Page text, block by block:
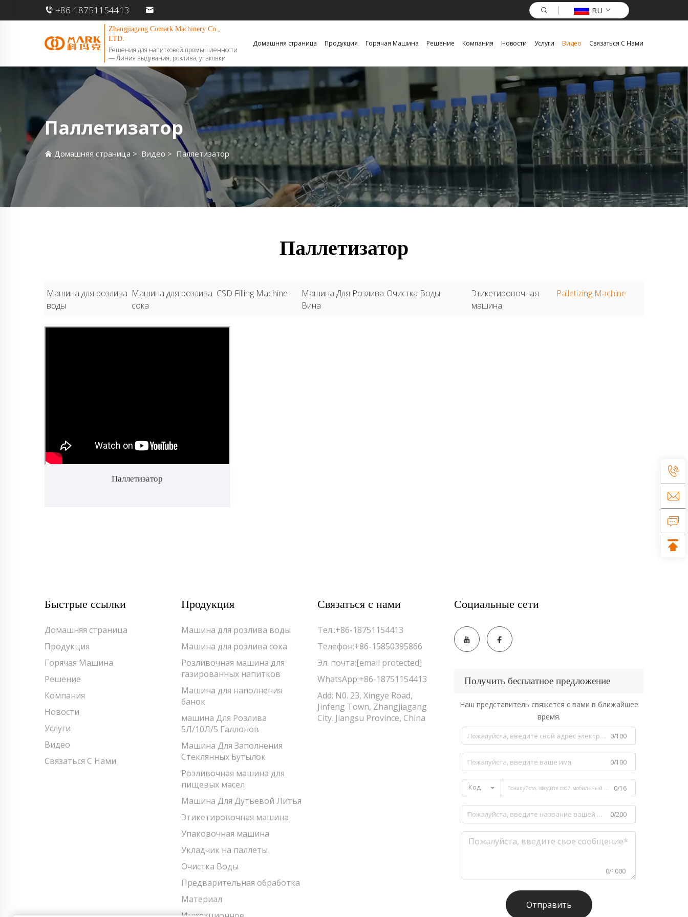
+86-18751154413 RU
Zhangjiagang Comark Machinery Co.,
LTD.
Решения для напитковой промышленности
— Линия выдувания, розлива, упаковки
Домашняя страница Продукция Горячая Машина Решение Компания Новости Услуги Видео Связаться С Нами
Паллетизатор
Домашняя страница > Видео > Паллетизатор
Паллетизатор
Машина для розлива
воды
Машина для розлива
сока
CSD Filling Machine
Машина Для Розлива
Вина
Очистка Воды
Этикетировочная
машина
Palletizing Machine
Паллетизатор
Быстрые ссылки
Домашняя страница
Продукция
Горячая Машина
Решение
Компания
Новости
Услуги
Видео
Связаться С Нами
Продукция
Машина для розлива воды
Машина для розлива сока
Розливочная машина для
газированных напитков
Машина для наполнения
банок
машина Для Розлива
5Л/10Л/5 Галлонов
Машина Для Заполнения
Стеклянных Бутылок
Розливочная машина для
пищевых масел
Машина Для Дутьевой Литья
Этикетировочная машина
Упаковочная машина
Укладчик на паллеты
Очистка Воды
Предварительная обработка
Материал
Связаться с нами
Тел.:+86-18751154413
Телефон:+86-15850395866
Эл. почта:[email protected]
WhatsApp:+86-18751154413
Add: N0. 23, Xingye Road,
Jinfeng Town, Zhangjiagang
City. Jiangsu Province, China
Социальные сети
Получить бесплатное предложение
Наш представитель свяжется с вами в ближайшее
время.
0/100
0/100
Код 0/16
0/200
0/1000
Отправить